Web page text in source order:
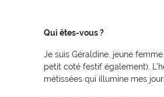
Qui êtes-vous ?
Je suis Géraldine, jeune
petit coté festif également).
métissées qui illumine mes